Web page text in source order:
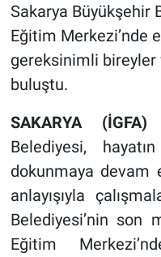
Sakarya Büyükşehir
Eğitim Merkezi’nde
gereksinimli bireyler
buluştu.
SAKARYA
Belediyesi,
dokunmaya devam
anlayışıyla
Belediyesi’nin son
Eğitim